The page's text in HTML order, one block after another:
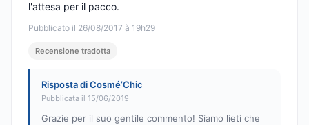
Pubblicato il 26/08/2017 à 19h29
l'attesa per il pacco.
Recensione tradotta
Risposta di Cosmé’Chic
Pubblicata il 15/06/2019
Grazie per il suo gentile commento! Siamo lieti che